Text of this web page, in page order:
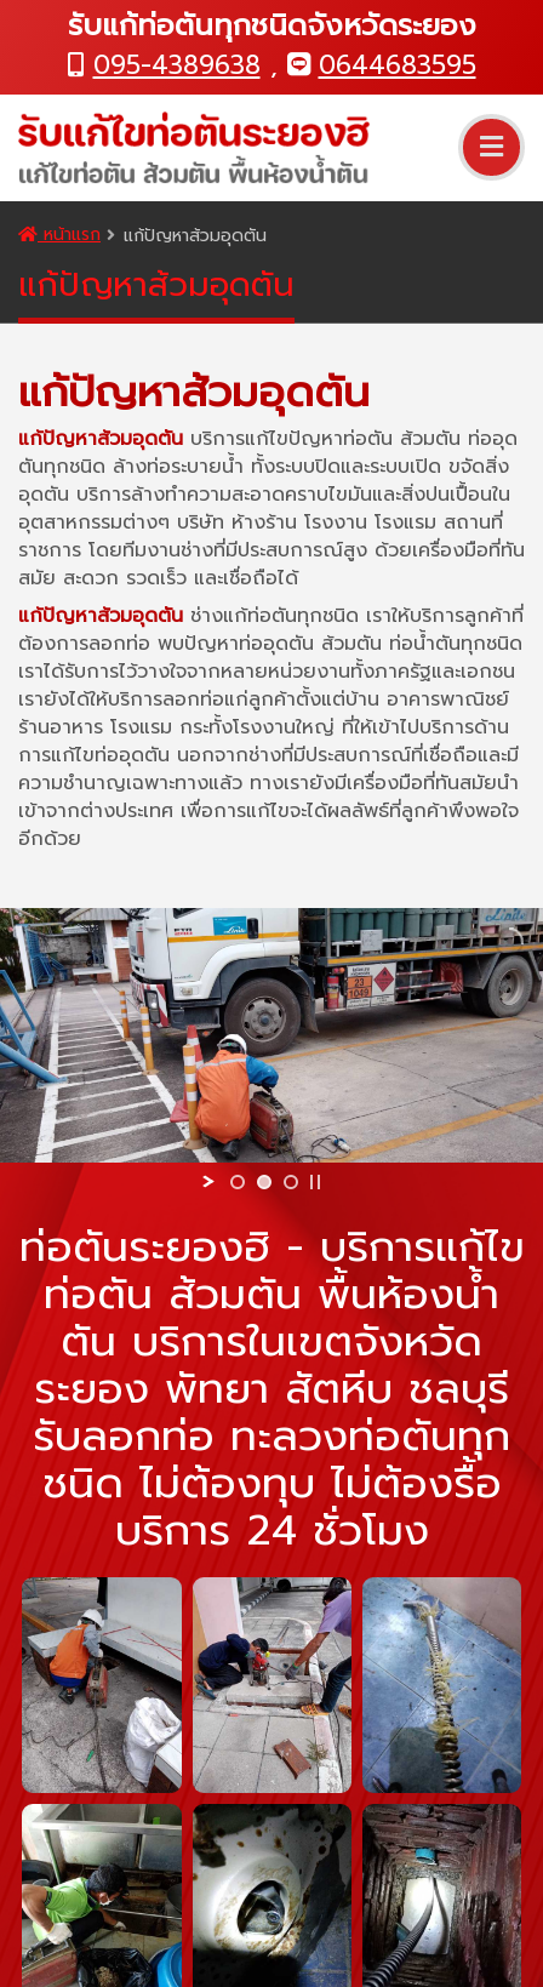
รับแก้ท่อตันทุกชนิดจังหวัดระยอง
095-4389638 , 0644683595
หน้าแรก แก้ปัญหาส้วมอุดตัน
แก้ปัญหาส้วมอุดตัน
แก้ปัญหาส้วมอุดตัน
แก้ปัญหาส้วมอุดตัน บริการแก้ไขปัญหาท่อตัน ส้วมตัน ท่ออุด
ตันทุกชนิด ล้างท่อระบายน้ำ ทั้งระบบปิดและระบบเปิด ขจัดสิ่ง
อุดตัน บริการล้างทำความสะอาดคราบไขมันและสิ่งปนเปื้อนใน
อุตสาหกรรมต่างๆ บริษัท ห้างร้าน โรงงาน โรงแรม สถานที่
ราชการ โดยทีมงานช่างที่มีประสบการณ์สูง ด้วยเครื่องมือที่ทัน
สมัย สะดวก รวดเร็ว และเชื่อถือได้
แก้ปัญหาส้วมอุดตัน ช่างแก้ท่อตันทุกชนิด เราให้บริการลูกค้าที่
ต้องการลอกท่อ พบปัญหาท่ออุดตัน ส้วมตัน ท่อน้ำตันทุกชนิด
เราได้รับการไว้วางใจจากหลายหน่วยงานทั้งภาครัฐและเอกชน
เรายังได้ให้บริการลอกท่อแก่ลูกค้าตั้งแต่บ้าน อาคารพาณิชย์
ร้านอาหาร โรงแรม กระทั้งโรงงานใหญ่ ที่ให้เข้าไปบริการด้าน
การแก้ไขท่ออุดตัน นอกจากช่างที่มีประสบการณ์ที่เชื่อถือและมี
ความชำนาญเฉพาะทางแล้ว ทางเรายังมีเครื่องมือที่ทันสมัยนำ
เข้าจากต่างประเทศ เพื่อการแก้ไขจะได้ผลลัพธ์ที่ลูกค้าพึงพอใจ
อีกด้วย
ท่อตันระยองฮิ - บริการแก้ไข
ท่อตัน ส้วมตัน พื้นห้องน้ำ
ตัน บริการในเขตจังหวัด
ระยอง พัทยา สัตหีบ ชลบุรี
รับลอกท่อ ทะลวงท่อตันทุก
ชนิด ไม่ต้องทุบ ไม่ต้องรื้อ
บริการ 24 ชั่วโมง